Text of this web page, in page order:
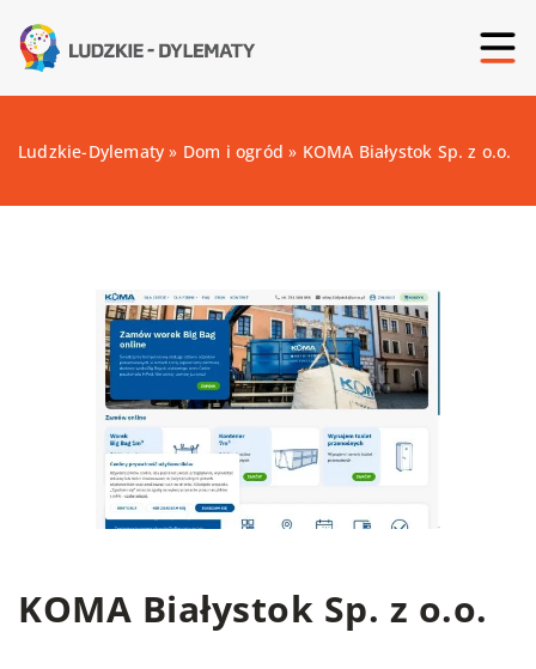
Ludzkie-Dylematy » Dom i ogród » KOMA Białystok Sp. z o.o.
KOMA Białystok Sp. z o.o.